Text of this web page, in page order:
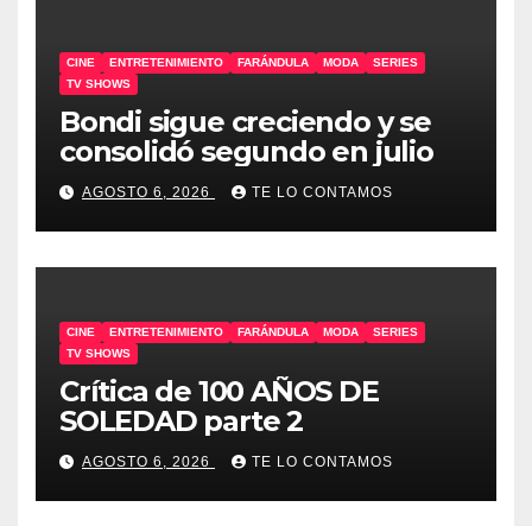
CINE ENTRETENIMIENTO FARÁNDULA MODA
SERIES
TV SHOWS
Bondi sigue creciendo y se
consolidó segundo en julio
AGOSTO 6, 2026 TE LO CONTAMOS
CINE ENTRETENIMIENTO FARÁNDULA MODA
SERIES
TV SHOWS
Crítica de 100 AÑOS DE
SOLEDAD parte 2
AGOSTO 6, 2026 TE LO CONTAMOS